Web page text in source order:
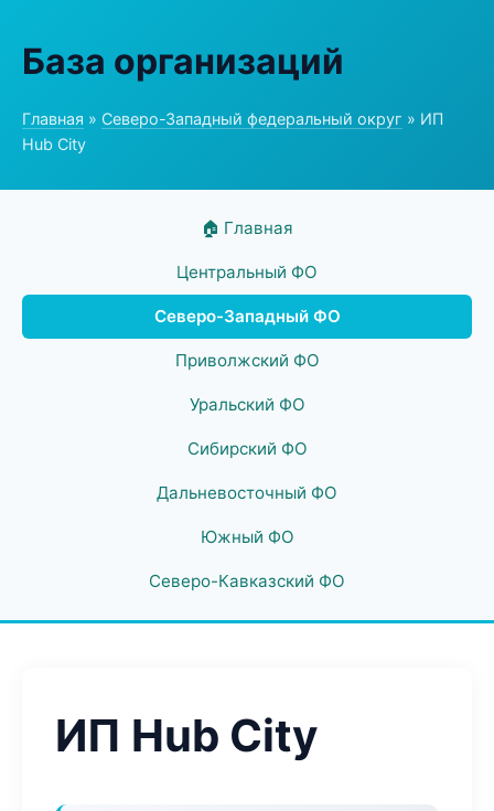
База организаций
Главная » Северо-Западный федеральный округ » ИП
Hub City
🏠 Главная
Центральный ФО
Северо-Западный ФО
Приволжский ФО
Уральский ФО
Сибирский ФО
Дальневосточный ФО
Южный ФО
Северо-Кавказский ФО
ИП Hub City